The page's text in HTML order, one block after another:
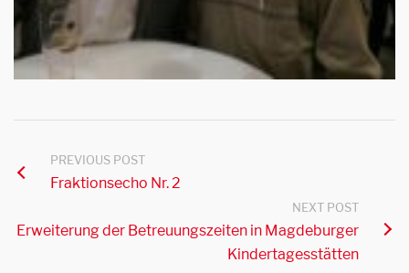
PREVIOUS POST
Fraktionsecho Nr. 2
NEXT POST
Erweiterung der Betreuungszeiten in Magdeburger
Kindertagesstätten